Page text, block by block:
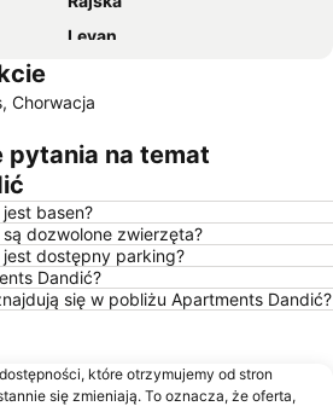
Levan
Cikat
Port lotniczy Pula
Medveja
Poljana
Drazica
Port of Pula
Veli žal
Chorwacja
pytania na temat
basen?
dozwolone zwierzęta?
dostępny parking?
Dandić?
się w pobliżu Apartments Dandić?
które otrzymujemy od stron
się zmieniają. To oznacza, że oferta,